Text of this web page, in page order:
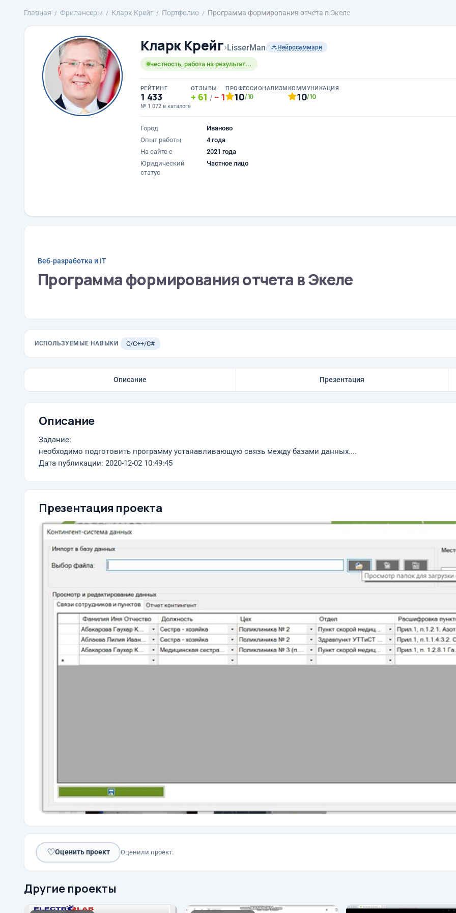
Главная Фрилансеры Кларк Крейг Портфолио Программа формирования отчета в Экеле
Кларк Крейг›LisserMan Нейросаммари
честность, работа на результат...
РЕЙТИНГ
1 433
№ 1 072 в каталоге
ОТЗЫВЫ
61 / 1
ПРОФЕССИОНАЛИЗМ
10/10
КОММУНИКАЦИЯ
10/10
Город
Иваново
Опыт работы
4 года
На сайте с
2021 года
Юридический
статус
Частное лицо
Веб-разработка и IT
Программа формирования отчета в Экеле
ИСПОЛЬЗУЕМЫЕ НАВЫКИ C/C++/C#
Описание Презентация
Описание
Задание:
необходимо подготовить программу устанавливающую связь между базами данных....
Дата публикации: 2020-12-02 10:49:45
Презентация проекта
♡Оценить проект Оценили проект:
Другие проекты